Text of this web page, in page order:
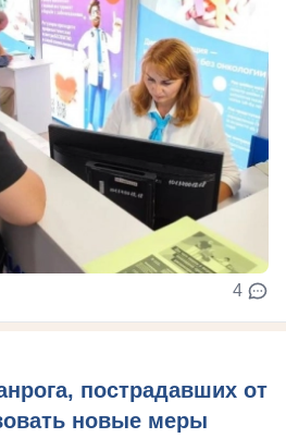
4
пострадавших от
новые меры